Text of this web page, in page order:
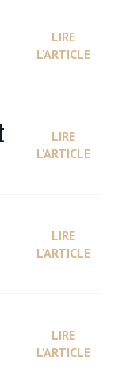
LIRE
L'ARTICLE
LIRE
L'ARTICLE
LIRE
L'ARTICLE
LIRE
L'ARTICLE